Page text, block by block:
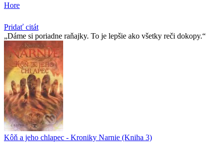
Hore
Pridať citát
Dáme si poriadne raňajky. To je lepšie ako všetky reči dokopy.
Kôň a jeho chlapec - Kroniky Narnie (Kniha 3)